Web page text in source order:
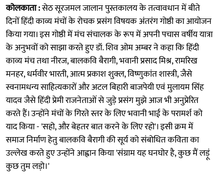
कोलकाता :सेठ सूरजमल जालान पुस्तकालय के तत्वावधान में बीते
दिनों हिंदी काव्य मंचों के रोचक प्रसंग विषयक अंतरंग गोष्ठी का आयोजन
किया गया। इस गोष्ठी में मंच संचालक के रूप में अपनी पचास वर्षीय यात्रा
के अनुभवों को साझा करते हुए डॉ. शिव ओम अम्बर ने कहा कि हिंदी
काव्य मंच तथा नीरज, बालकवि बैरागी, भवानी प्रसाद मिश्र, रामरिख
मनहर, धर्मवीर भारती, आत्म प्रकाश शुक्ल, विष्णुकांत शास्त्री, जैसे
स्वनामधन्य साहित्यकारों और अटल बिहारी बाजपेयी एवं मुलायम सिंह
यादव जैसे हिंदी प्रेमी राजनेताओं से जुड़े प्रसंग मुझे आज भी अनुप्रेरित
करते हैं। उन्होंने मंचों के गिरते स्तर के लिए भवानी भाई के परामर्श को
याद किया - 'सहो, और बेहतर बात करने के लिए रहो'। इसी क्रम में
समाज निर्माण हेतु बालकवि बैरागी की सूर्य को संबोधित कविता का
उल्लेख करते हुए उन्होंने आह्वान किया 'संग्राम यह घनघोर है, कुछ मैं लड़ूं
कुछ तुम लड़ो।'